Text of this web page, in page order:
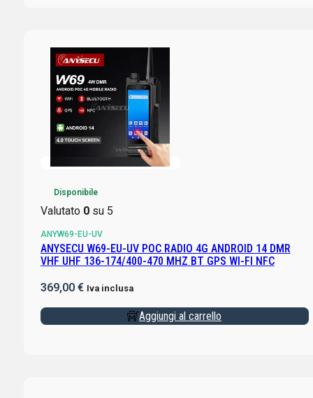
Disponibile
Valutato 0su 5
ANYW69-EU-UV
ANYSECU W69-EU-UV POC RADIO 4G ANDROID 14 DMR
VHF UHF 136-174/400-470 MHZ BT GPS WI-FI NFC
369,00 € Iva inclusa
Aggiungi al carrello